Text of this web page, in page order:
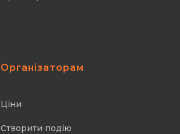
Організаторам
Ціни
Створити подію